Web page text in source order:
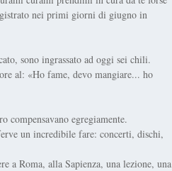
nei primi giorni di giugno in
sono ingrassato ad oggi sei chili.
al: «Ho fame, devo mangiare... ho
compensavano egregiamente.
un incredibile fare: concerti, dischi,
a Roma, alla Sapienza, una lezione, una